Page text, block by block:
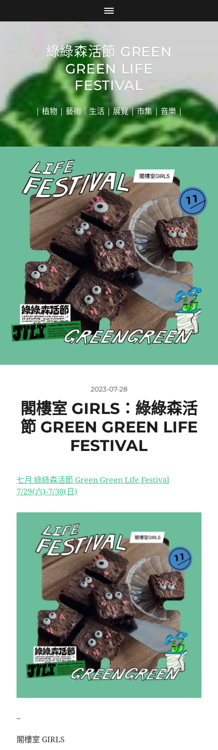
綠綠森活節 GREEN
GREEN LIFE
FESTIVAL
| 植物 | 藝術｜生活 | 展覽 | 市集 | 音樂 |
2023-07-28
閣樓室 GIRLS：綠綠森活
節 GREEN GREEN LIFE
FESTIVAL
七月 綠綠森活節 Green Green Life Festival
7/29(六)-7/30(日)
–
閣樓室 GIRLS